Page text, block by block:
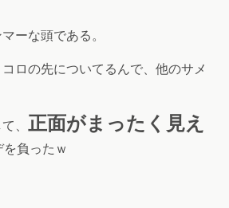
ーな頭である。
ロの先についてるんで、他のサメ
、 正面がまったく見え
負ったｗ